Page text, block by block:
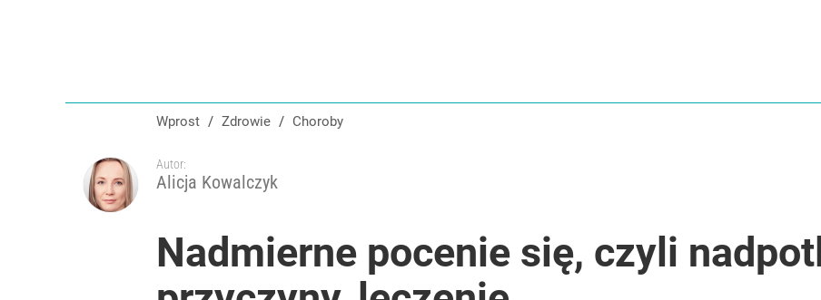
Wprost / Zdrowie / Choroby
Autor:
Alicja Kowalczyk
Nadmierne pocenie się, czyli